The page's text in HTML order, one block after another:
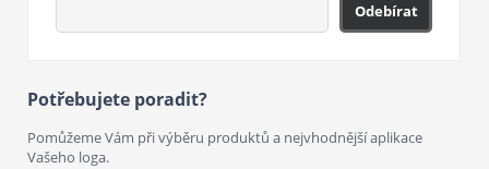
Odebírat
Potřebujete poradit?
Pomůžeme Vám při výběru produktů a nejvhodnější aplikace
Vašeho loga.